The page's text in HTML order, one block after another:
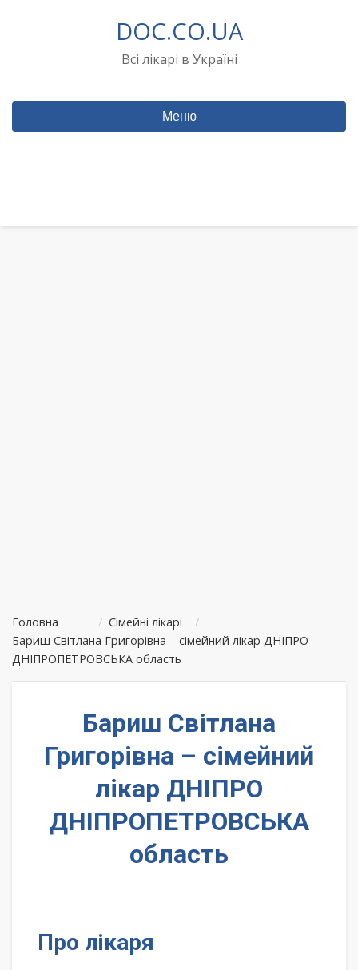
DOC.CO.UA
Всі лікарі в Україні
Меню
Головна / Сімейні лікарі
/
Бариш Світлана Григорівна – сімейний лікар ДНІПРО
ДНІПРОПЕТРОВСЬКА область
Бариш Світлана
Григорівна – сімейний
лікар ДНІПРО
ДНІПРОПЕТРОВСЬКА
область
Про лікаря